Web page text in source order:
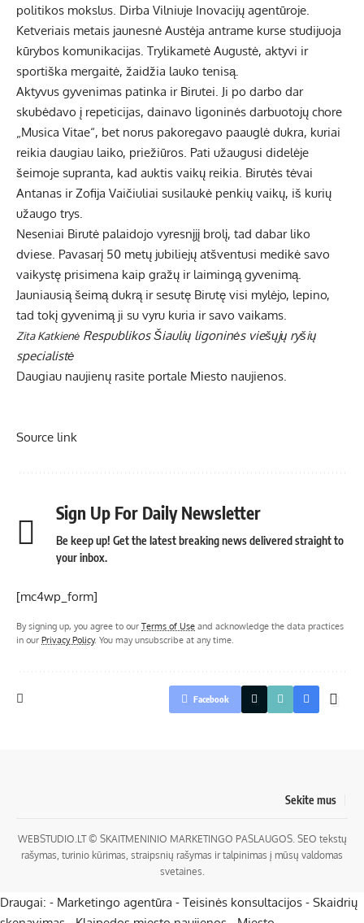
politikos mokslus. Dirba Vilniuje Inovacijų agentūroje.
Ketveriais metais jaunesnė Austėja antrame kurse studijuoja
kūrybos komunikacijas. Trylikametė Augustė, aktyvi ir
sportiška mergaitė, žaidžia lauko tenisą.
Aktyvus gyvenimas patinka ir Birutei. Ji po darbo dar
skubėdavo į repeticijas, dainavo ligoninės darbuotojų chore
„Musica Vitae“, bet norus pakoregavo paauglė dukra, kuriai
reikia daugiau laiko, priežiūros. Pati užaugusi didelėje
šeimoje supranta, kad auktis vaikų reikia. Birutės tėvai
Antanas ir Zofija Vaičiuliai susilaukė penkių vaikų, iš kurių
užaugo trys.
Neseniai Birutė palaidojo vyresnįjį brolį, tad dabar liko
dviese. Pavasarį 50 metų jubiliejų atšventusi medikė savo
vaikystę prisimena kaip gražų ir laimingą gyvenimą.
Jauniausią šeimą dukrą ir sesutę Birutę visi mylėjo, lepino,
tad tokį gyvenimą ji su vyru kuria ir savo vaikams.
Zita Katkienė Respublikos Šiaulių ligoninės viešųjų ryšių
specialistė
Daugiau naujienų rasite portale Miesto naujienos.
Source link
Sign Up For Daily Newsletter
Be keep up! Get the latest breaking news delivered straight to
your inbox.
[mc4wp_form]
By signing up, you agree to our Terms of Use and acknowledge the data practices
in our Privacy Policy. You may unsubscribe at any time.
Facebook
Sekite mus
WEBSTUDIO.LT© SKAITMENINIO MARKETINGO PASLAUGOS. SEO tekstų
rašymas, turinio kūrimas, straipsnių rašymas ir talpinimas į mūsų valdomas
svetaines.
Draugai: - Marketingo agentūra - Teisinės konsultacijos - Skaidrių